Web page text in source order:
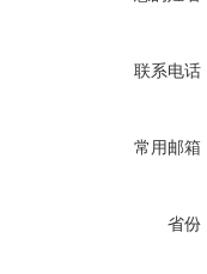
联系电话
常用邮箱
省份